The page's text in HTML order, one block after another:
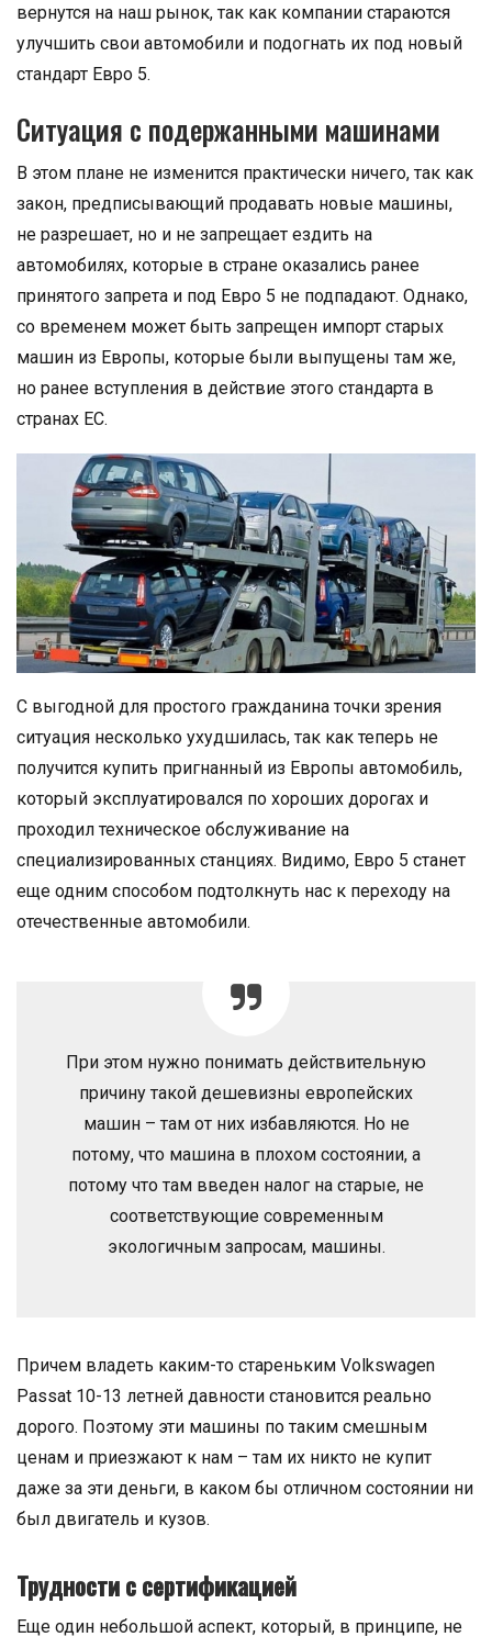
вернутся на наш рынок, так как компании стараются
улучшить свои автомобили и подогнать их под новый
стандарт Евро 5.
Ситуация с подержанными машинами
В этом плане не изменится практически ничего, так как
закон, предписывающий продавать новые машины,
не разрешает, но и не запрещает ездить на
автомобилях, которые в стране оказались ранее
принятого запрета и под Евро 5 не подпадают. Однако,
со временем может быть запрещен импорт старых
машин из Европы, которые были выпущены там же,
но ранее вступления в действие этого стандарта в
странах ЕС.
С выгодной для простого гражданина точки зрения
ситуация несколько ухудшилась, так как теперь не
получится купить пригнанный из Европы автомобиль,
который эксплуатировался по хороших дорогах и
проходил техническое обслуживание на
специализированных станциях. Видимо, Евро 5 станет
еще одним способом подтолкнуть нас к переходу на
отечественные автомобили.
При этом нужно понимать действительную
причину такой дешевизны европейских
машин – там от них избавляются. Но не
потому, что машина в плохом состоянии, а
потому что там введен налог на старые, не
соответствующие современным
экологичным запросам, машины.
Причем владеть каким-то стареньким Volkswagen
Passat 10-13 летней давности становится реально
дорого. Поэтому эти машины по таким смешным
ценам и приезжают к нам – там их никто не купит
даже за эти деньги, в каком бы отличном состоянии ни
был двигатель и кузов.
Трудности с сертификацией
Еще один небольшой аспект, который, в принципе, не